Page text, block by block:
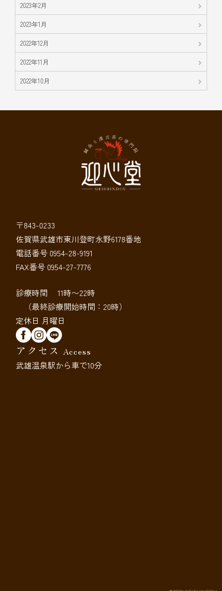
2023年2月
2023年1月
2022年12月
2022年11月
2022年10月
〒843-0233
佐賀県武雄市東川登町永野6178番地
電話番号 0954-28-9191
FAX番号 0954-27-7776
診療時間 11時〜22時
（最終診療開始時間：20時）
定休日 月曜日
アクセス Access
武雄温泉駅から車で10分